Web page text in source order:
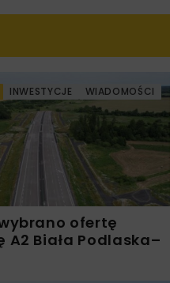
INWESTYCJE WIADOMOŚCI
ofertę
A2 Biała Podlaska–